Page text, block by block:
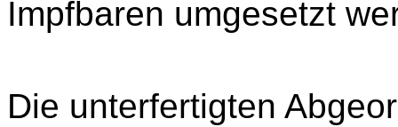
Impfbaren umgesetzt
Die unterfertigten